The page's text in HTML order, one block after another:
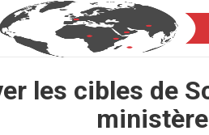
les cibles de